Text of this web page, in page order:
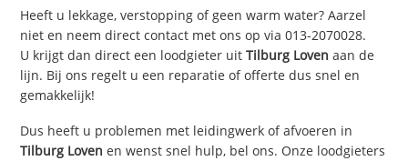
Heeft u lekkage, verstopping of geen warm water? Aarzel
niet en neem direct contact met ons op via 013-2070028.
U krijgt dan direct een loodgieter uitTilburg Loven aan de
lijn. Bij ons regelt u een reparatie of offerte dus snel en
gemakkelijk!
Dus heeft u problemen met leidingwerk of afvoeren in
Tilburg Loven en wenst snel hulp, bel ons. Onze loodgieters